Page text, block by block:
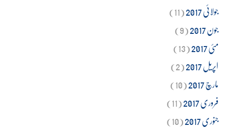
جولائی 2017
(11)
جون 2017
(9)
مئی 2017
(13)
اپریل 2017
(2)
مارچ 2017
(10)
فروری 2017
(11)
جنوری 2017
(10)